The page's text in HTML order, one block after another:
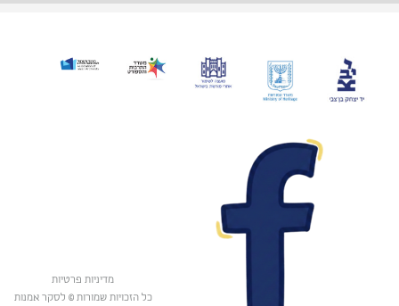
מדיניות פרטיות
כל הזכויות שמורות © לסקר אמנות